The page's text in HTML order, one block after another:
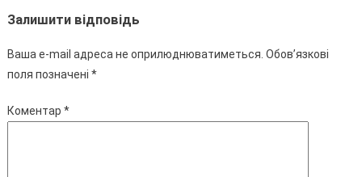
Залишити відповідь
Ваша e-mail адреса не оприлюднюватиметься. Обов’язкові
поля позначені *
Коментар *